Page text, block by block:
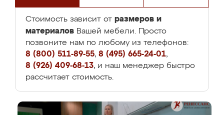
Стоимость зависит от размеров и
материалов Вашей мебели. Просто
позвоните нам по любому из телефонов:
8 (800) 511-89-55, 8 (495) 665-24-01,
8 (926) 409-68-13, и наш менеджер быстро
рассчитает стоимость.